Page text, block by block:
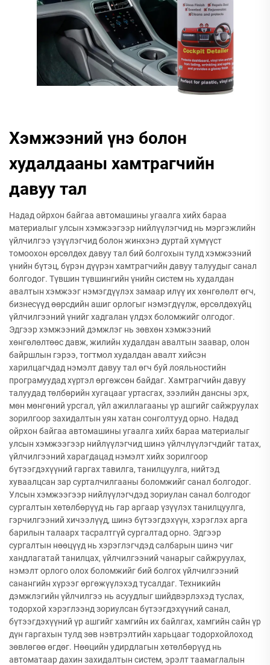
Хэмжээний үнэ болон
худалдааны хамтрагчийн
давуу тал
Надад ойрхон байгаа автомашины угаалга хийх бараа
материалыг улсын хэмжээгээр нийлүүлэгчид нь мэргэжлийн
үйлчилгээ үзүүлэгчид болон жинхэнэ дуртай хүмүүст
томоохон өрсөлдөх давуу тал бий болгохын тулд хэмжээний
үнийн бүтэц, бүрэн дүүрэн хамтрагчийн давуу талуудыг санал
болгодог. Түвшин түвшингийн үнийн систем нь худалдан
авалтын хэмжээг нэмэгдүүлэх замаар илүү их хөнгөлөлт өгч,
бизнесүүд өөрсдийн ашиг орлогыг нэмэгдүүлж, өрсөлдөхүйц
үйлчилгээний үнийг хадгалан үлдэх боломжийг олгодог.
Эдгээр хэмжээний дэмжлэг нь зөвхөн хэмжээний
хөнгөлөлтөөс давж, жилийн худалдан авалтын заавар, олон
байршлын гэрээ, тогтмол худалдан авалт хийсэн
харилцагчдад нэмэлт давуу тал өгч буй лояльностийн
програмуудад хүртэл өргөжсөн байдаг. Хамтрагчийн давуу
талуудад төлбөрийн хугацааг уртасгах, зээлийн дансны эрх,
мөн мөнгөний урсгал, үйл ажиллагааны үр ашгийг сайжруулах
зорилгоор захидалтын уян хатан сонголтууд орно. Надад
ойрхон байгаа автомашины угаалга хийх бараа материалыг
улсын хэмжээгээр нийлүүлэгчид шинэ үйлчлүүлэгчдийг татах,
үйлчилгээний харагдацад нэмэлт хийх зорилгоор
бүтээгдэхүүний гаргах тавилга, танилцуулга, нийтэд
хуваалцсан зар сурталчилгааны боломжийг санал болгодог.
Улсын хэмжээгээр нийлүүлэгчдэд зориулан санал болгодог
сургалтын хөтөлбөрүүд нь гар аргаар үзүүлэх танилцуулга,
гэрчилгээний хичээлүүд, шинэ бүтээгдэхүүн, хэрэглэх арга
барилын талаарх тасралтгүй сургалтад орно. Эдгээр
сургалтын нөөцүүд нь хэрэглэгчдэд салбарын шинэ чиг
хандлагатай танилцах, үйлчилгээний чанарыг сайжруулах,
нэмэлт орлого олох боломжийг бий болгох үйлчилгээний
санангийн хүрээг өргөжүүлэхэд тусалдаг. Техникийн
дэмжлэгийн үйлчилгээ нь асуудлыг шийдвэрлэхэд туслах,
тодорхой хэрэглээнд зориулсан бүтээгдэхүүний санал,
бүтээгдэхүүний үр ашгийг хамгийн их байлгах, хамгийн сайн үр
дүн гаргахын тулд зөв нэвтрэлтийн харьцааг тодорхойлоход
зөвлөгөө өгдөг. Нөөцийн удирдлагын хөтөлбөрүүд нь
автоматаар дахин захидалтын систем, эрэлт таамаглалын